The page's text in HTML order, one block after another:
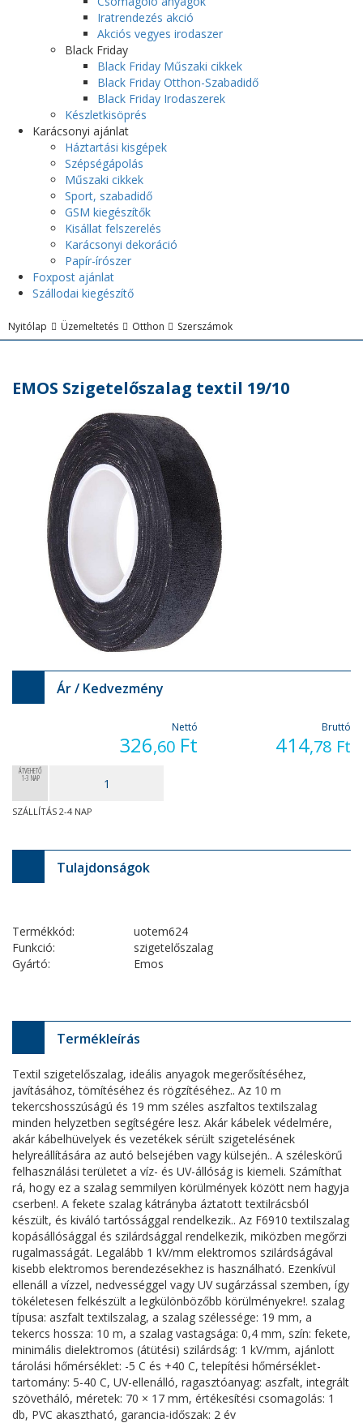
Iratrendezés akció
Akciós vegyes irodaszer
Black Friday
Black Friday Műszaki cikkek
Black Friday Otthon-Szabadidő
Black Friday Irodaszerek
Készletkisöprés
Karácsonyi ajánlat
Háztartási kisgépek
Szépségápolás
Műszaki cikkek
Sport, szabadidő
GSM kiegészítők
Kisállat felszerelés
Karácsonyi dekoráció
Papír-írószer
Foxpost ajánlat
Szállodai kiegészítő
Nyitólap Üzemeltetés Otthon Szerszámok
EMOS Szigetelőszalag textil 19/10
Ár / Kedvezmény
Nettó
326,60 Ft
Bruttó
414,78 Ft
ÁTVEHETŐ
1-3 NAP
SZÁLLÍTÁS 2-4 NAP
Tulajdonságok
Termékkód:
uotem624
Funkció:
szigetelőszalag
Gyártó:
Emos
Termékleírás
Textil szigetelőszalag, ideális anyagok megerősítéséhez,
javításához, tömítéséhez és rögzítéséhez.. Az 10 m
tekercshosszúságú és 19 mm széles aszfaltos textilszalag
minden helyzetben segítségére lesz. Akár kábelek védelmére,
akár kábelhüvelyek és vezetékek sérült szigetelésének
helyreállítására az autó belsejében vagy külsején.. A széleskörű
felhasználási területet a víz- és UV-állóság is kiemeli. Számíthat
rá, hogy ez a szalag semmilyen körülmények között nem hagyja
cserben!. A fekete szalag kátrányba áztatott textilrácsból
készült, és kiváló tartóssággal rendelkezik.. Az F6910 textilszalag
kopásállósággal és szilárdsággal rendelkezik, miközben megőrzi
rugalmasságát. Legalább 1 kV/mm elektromos szilárdságával
kisebb elektromos berendezésekhez is használható. Ezenkívül
ellenáll a vízzel, nedvességgel vagy UV sugárzással szemben, így
tökéletesen felkészült a legkülönbözőbb körülményekre!. szalag
típusa: aszfalt textilszalag, a szalag szélessége: 19 mm, a
tekercs hossza: 10 m, a szalag vastagsága: 0,4 mm, szín: fekete,
minimális dielektromos (átütési) szilárdság: 1 kV/mm, ajánlott
tárolási hőmérséklet: -5 C és +40 C, telepítési hőmérséklet-
tartomány: 5-40 C, UV-ellenálló, ragasztóanyag: aszfalt, integrált
szövetháló, méretek: 70 × 17 mm, értékesítési csomagolás: 1
db, PVC akasztható, garancia-időszak: 2 év